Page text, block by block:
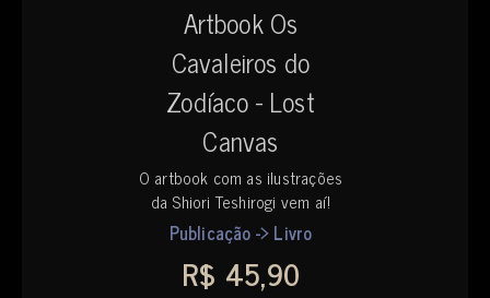
Artbook Os
Cavaleiros do
Zodíaco - Lost
Canvas
O artbook com as ilustrações
da Shiori Teshirogi vem aí!
Publicação -> Livro
R$ 45,90